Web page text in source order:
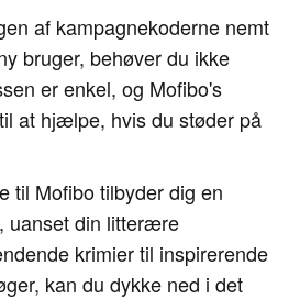
af kampagnekoderne nemt
bruger, behøver du ikke
er enkel, og Mofibo's
at hjælpe, hvis du støder på
til Mofibo tilbyder dig en
uanset din litterære
krimier til inspirerende
kan du dykke ned i det